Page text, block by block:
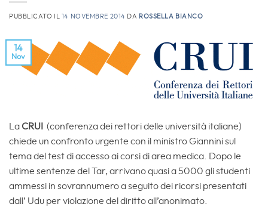
PUBBLICATO IL 14 NOVEMBRE 2014 DA ROSSELLA BIANCO
14
Nov
La CRUI
(conferenza dei rettori delle università italiane)
chiede un confronto urgente con il ministro Giannini sul
tema del test di accesso ai corsi di area medica. Dopo le
ultime sentenze del Tar, arrivano quasi a 5000 gli studenti
ammessi in sovrannumero a seguito dei ricorsi presentati
dall’ Udu per violazione del diritto all’anonimato.